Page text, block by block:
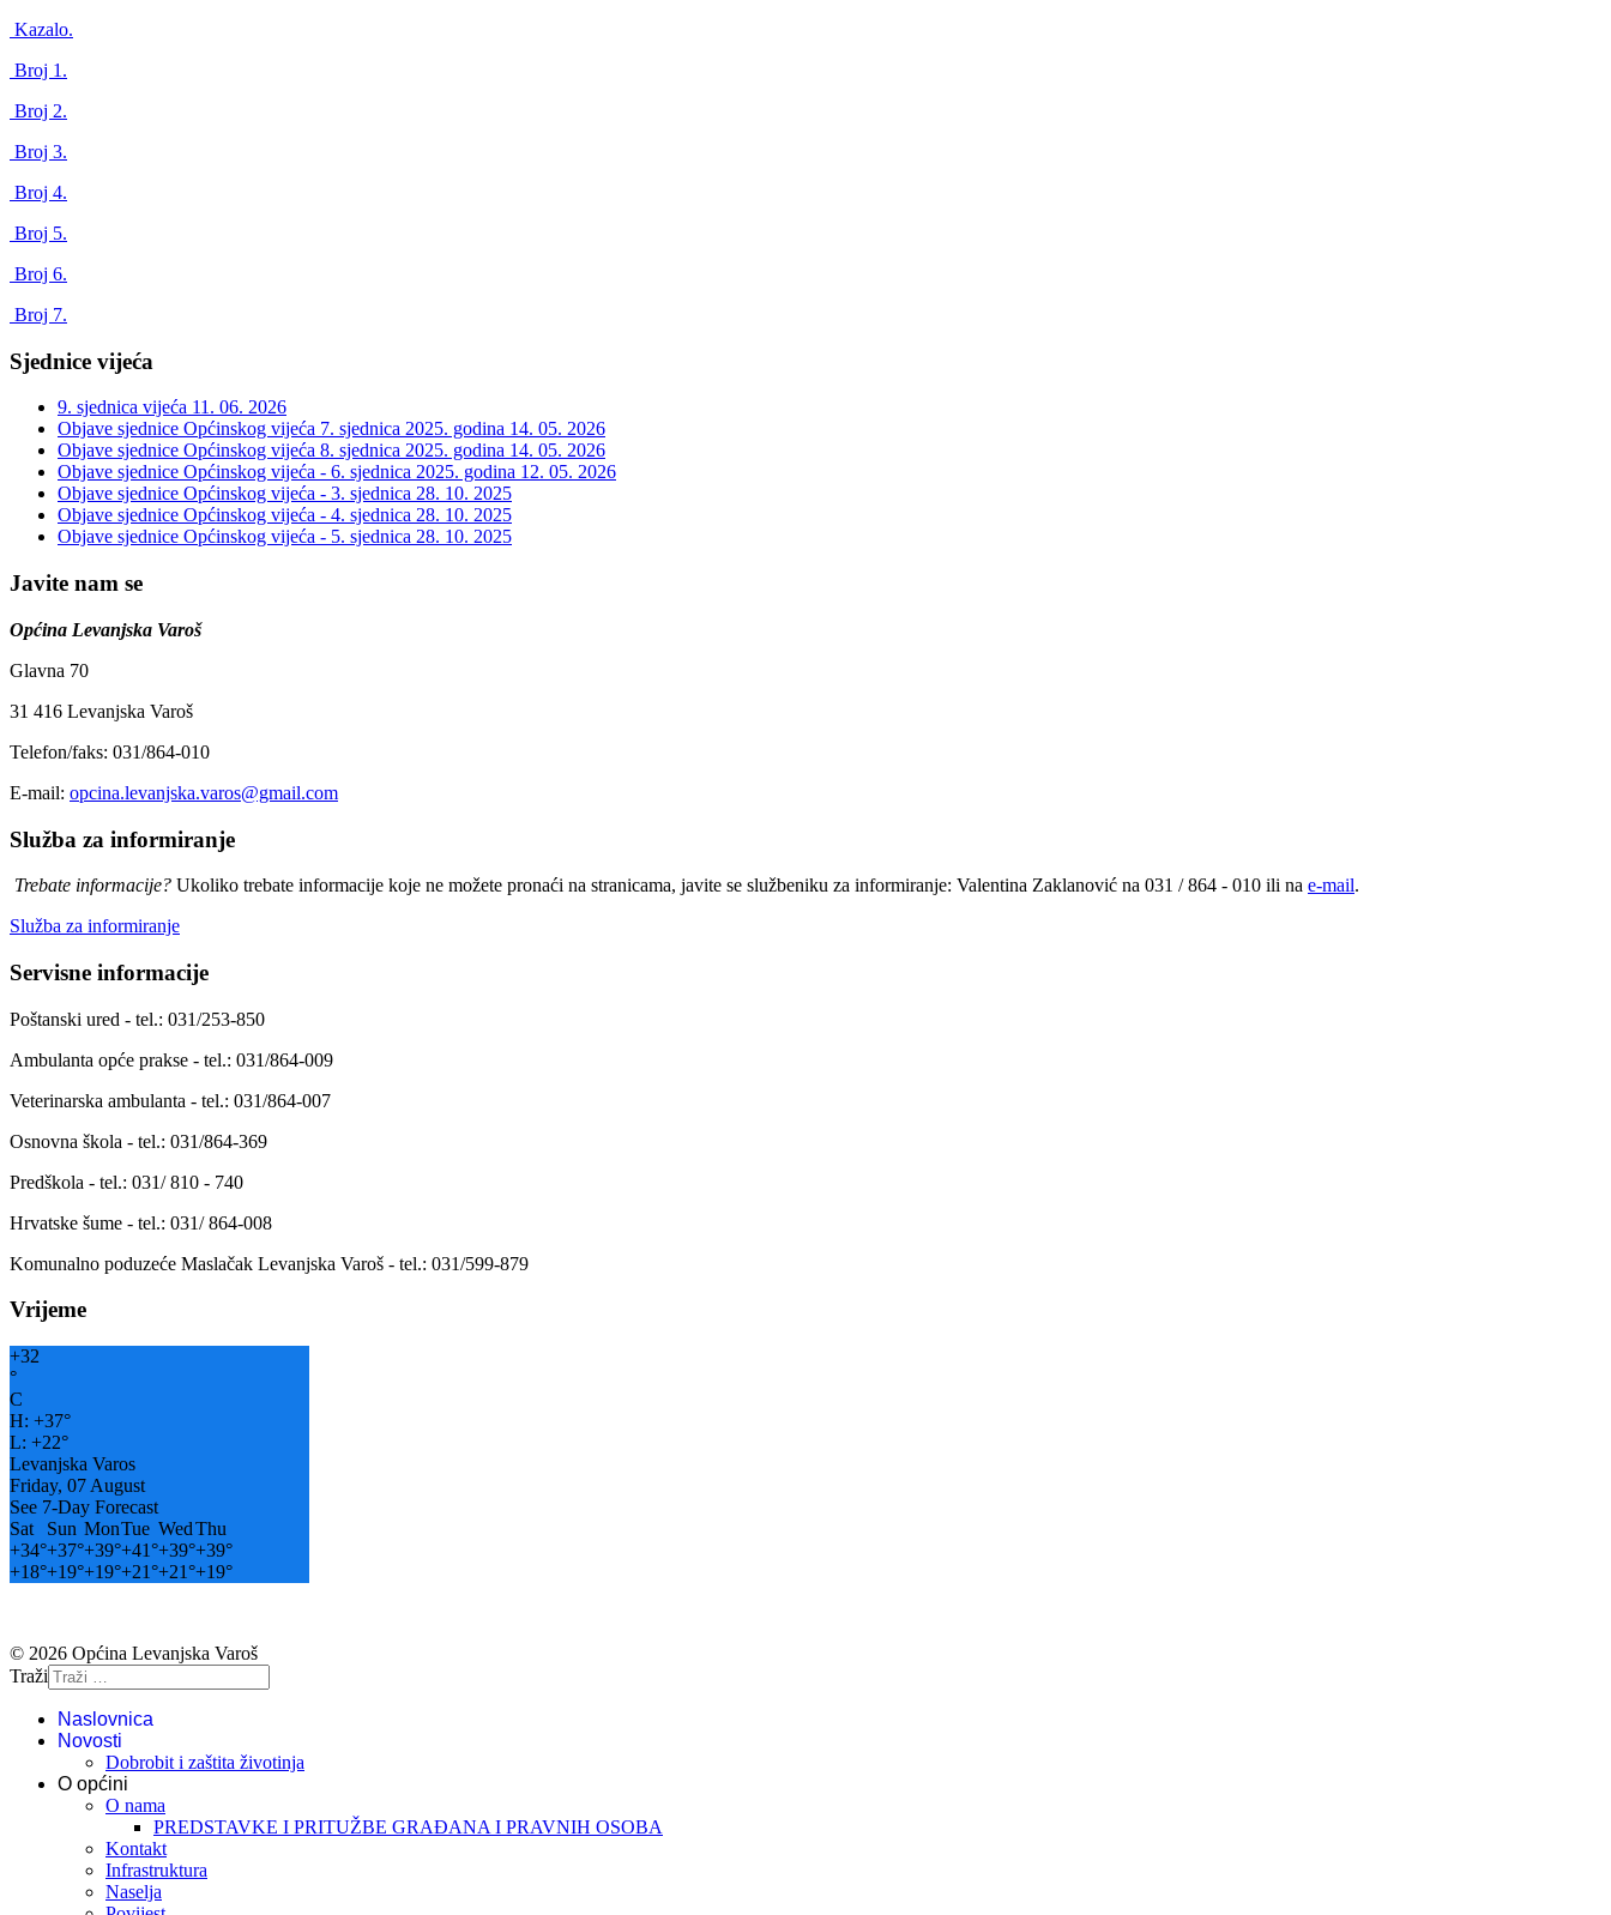
Kazalo.
Broj 1.
Broj 2.
Broj 3.
Broj 4.
Broj 5.
Broj 6.
Broj 7.
Sjednice vijeća
9. sjednica vijeća 11. 06. 2026
Objave sjednice Općinskog vijeća 7. sjednica 2025. godina 14. 05. 2026
Objave sjednice Općinskog vijeća 8. sjednica 2025. godina 14. 05. 2026
Objave sjednice Općinskog vijeća - 6. sjednica 2025. godina 12. 05. 2026
Objave sjednice Općinskog vijeća - 3. sjednica 28. 10. 2025
Objave sjednice Općinskog vijeća - 4. sjednica 28. 10. 2025
Objave sjednice Općinskog vijeća - 5. sjednica 28. 10. 2025
Javite nam se
Općina Levanjska Varoš
Glavna 70
31 416 Levanjska Varoš
Telefon/faks: 031/864-010
E-mail: opcina.levanjska.varos@gmail.com
Služba za informiranje
Trebate informacije? Ukoliko trebate informacije koje ne možete pronaći na stranicama, javite se službeniku za informiranje: Valentina Zaklanović na 031 / 864 - 010 ili na e-mail.
Služba za informiranje
Servisne informacije
Poštanski ured - tel.: 031/253-850
Ambulanta opće prakse - tel.: 031/864-009
Veterinarska ambulanta - tel.: 031/864-007
Osnovna škola - tel.: 031/864-369
Predškola - tel.: 031/ 810 - 740
Hrvatske šume - tel.: 031/ 864-008
Komunalno poduzeće Maslačak Levanjska Varoš - tel.: 031/599-879
Vrijeme
+32
°
C
H: +37°
L: +22°
Levanjska Varos
Friday, 07 August
See 7-Day Forecast
Sat
Sun MonTue WedThu
+34°+37°+39°+41°+39°+39°
+18°+19°+19°+21°+21°+19°
© 2026 Općina Levanjska Varoš
Traži
Naslovnica
Novosti
Dobrobit i zaštita životinja
O općini
O nama
PREDSTAVKE I PRITUŽBE GRAĐANA I PRAVNIH OSOBA
Kontakt
Infrastruktura
Naselja